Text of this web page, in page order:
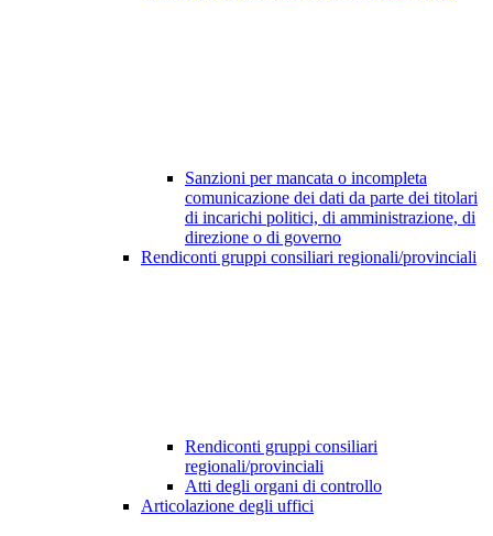
Sanzioni per mancata o incompleta
comunicazione dei dati da parte dei titolari
di incarichi politici, di amministrazione, di
direzione o di governo
Rendiconti gruppi consiliari regionali/provinciali
Rendiconti gruppi consiliari
regionali/provinciali
Atti degli organi di controllo
Articolazione degli uffici